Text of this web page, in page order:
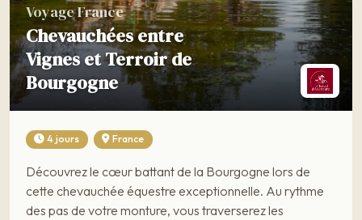
Voyage France
Chevauchées entre
Vignes et Terroir de
Bourgogne
4 jours France
Découvrez le cœur battant de la Bourgogne lors de
cette chevauchée équestre exceptionnelle. Au rythme
des pas de votre monture, vous traverserez les